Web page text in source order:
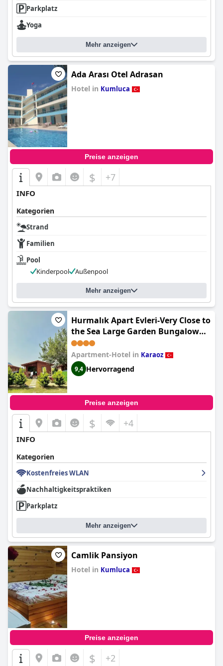
Parkplatz
Yoga
Mehr anzeigen
Ada Arası Otel Adrasan
Hotel in Kumluca
Preise anzeigen
$ +7
INFO
Kategorien
Strand
Familien
Pool
Kinderpool
Außenpool
Mehr anzeigen
Hurmalık Apart Evleri-Very Close to
the Sea Large Garden Bungalow
with Barbecue and Swing
(Hurmalik Sweet Homes - Family
Bungalows - Large Garden
Bungalow with Barbecue)
Apartment-Hotel in Karaoz
9,4 Hervorragend
Preise anzeigen
$ +4
INFO
Kategorien
Kostenfreies WLAN
Nachhaltigkeitspraktiken
Parkplatz
Mehr anzeigen
Camlik Pansiyon
Hotel in Kumluca
Preise anzeigen
$ +2